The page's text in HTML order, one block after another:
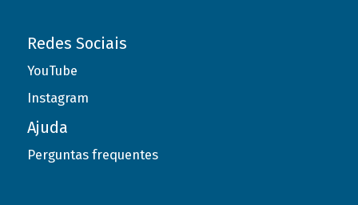
Redes Sociais
YouTube
Instagram
Ajuda
Perguntas frequentes